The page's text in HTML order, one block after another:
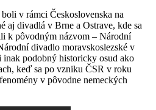
v rámci Československa na
aj divadlá v Brne a Ostrave, kde sa
k pôvodným názvom – Národní
divadlo moravskoslezské v
podobný historicky osud ako
keď sa po vzniku ČSR v roku
v pôvodne nemeckých